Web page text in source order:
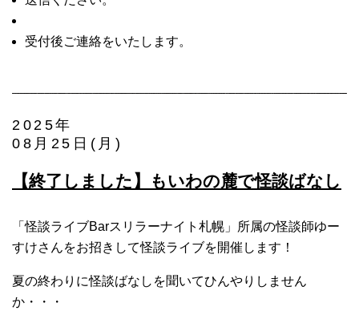
受付後ご連絡をいたします。
2025年
08月25日(月)
【終了しました】もいわの麓で怪談ばなし
「怪談ライブBarスリラーナイト札幌」所属の怪談師ゆー
すけさんをお招きして怪談ライブを開催します！
夏の終わりに怪談ばなしを聞いてひんやりしません
か・・・